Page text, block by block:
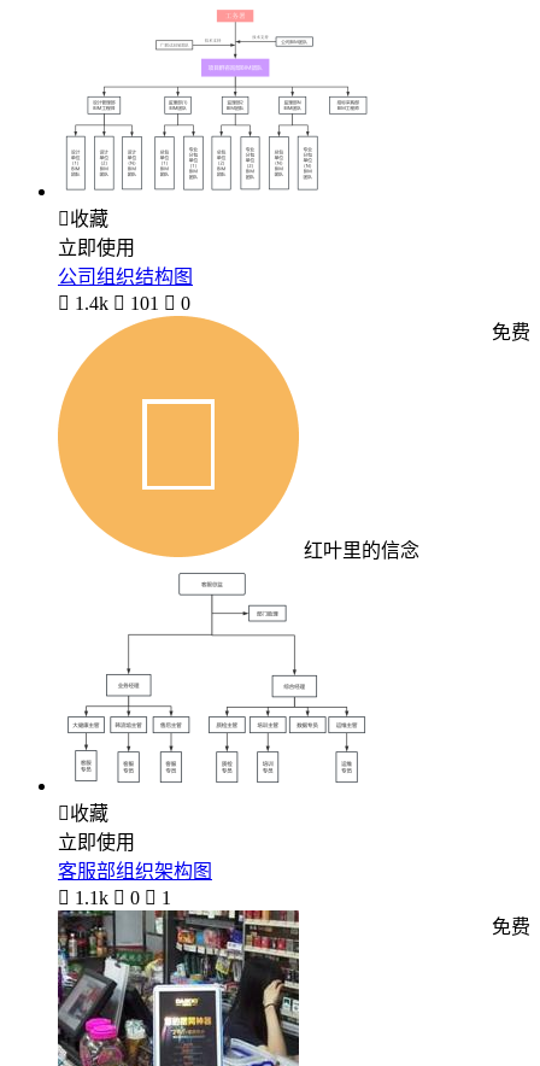
收藏
立即使用
公司组织结构图
 1.4k  101  0
红叶里的信念
免费
收藏
立即使用
客服部组织架构图
 1.1k  0  1
免费